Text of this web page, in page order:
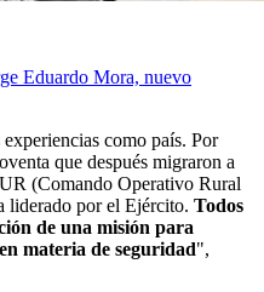
Eduardo Mora, nuevo
como país. Por
que después migraron a
(Comando Operativo Rural
liderado por el Ejército. Todos
de una misión para
materia de seguridad",